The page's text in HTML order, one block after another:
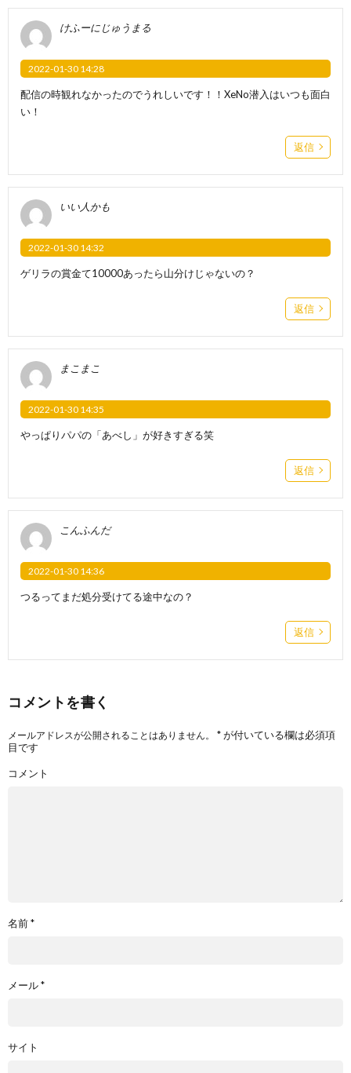
けふーにじゅうまる
2022-01-30 14:28
配信の時観れなかったのでうれしいです！！XeNo潜入はいつも面白
い！
返信
いい人かも
2022-01-30 14:32
ゲリラの賞金て10000あったら山分けじゃないの？
返信
まこまこ
2022-01-30 14:35
やっぱりパパの「あべし」が好きすぎる笑
返信
こんふんだ
2022-01-30 14:36
つるってまだ処分受けてる途中なの？
返信
コメントを書く
メールアドレスが公開されることはありません。 *が付いている欄は必須項
目です
コメント
名前*
メール*
サイト